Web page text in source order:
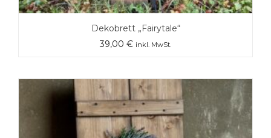
Dekobrett „Fairytale“
39,00 € inkl. MwSt.